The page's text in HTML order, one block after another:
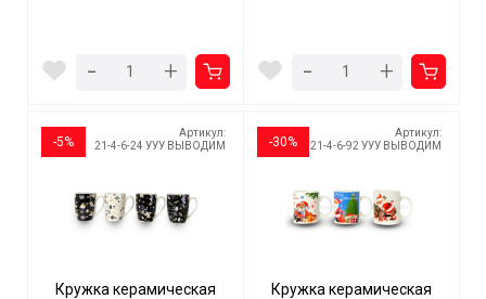
- + - +
-5%
Артикул:
21-4-6-24 УУУ ВЫВОДИМ
Кружка керамическая
-30%
Артикул:
21-4-6-92 УУУ ВЫВОДИМ
Кружка керамическая